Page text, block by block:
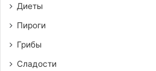
Диеты
Пироги
Грибы
Сладости